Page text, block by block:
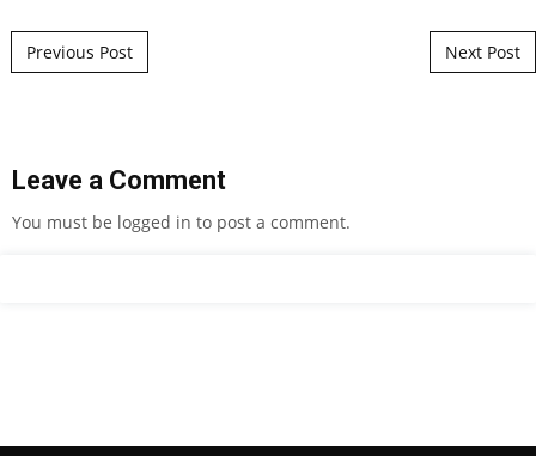
Post navigation
Previous Post Next Post
Leave a Comment
You must be logged in to post a comment.